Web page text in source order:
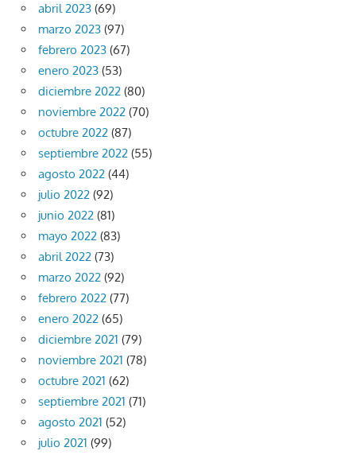
abril 2023 (69)
marzo 2023 (97)
febrero 2023 (67)
enero 2023 (53)
diciembre 2022 (80)
noviembre 2022 (70)
octubre 2022 (87)
septiembre 2022 (55)
agosto 2022 (44)
julio 2022 (92)
junio 2022 (81)
mayo 2022 (83)
abril 2022 (73)
marzo 2022 (92)
febrero 2022 (77)
enero 2022 (65)
diciembre 2021 (79)
noviembre 2021 (78)
octubre 2021 (62)
septiembre 2021 (71)
agosto 2021 (52)
julio 2021 (99)